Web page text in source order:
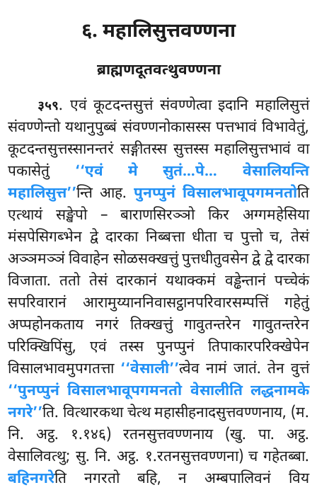
६. महालिसुत्तवण्णना
ब्राह्मणदूतवत्थुवण्णना
३५९. एवंकूटदन्तसुत्तं संवण्णेत्वा इदानि महालिसुत्तं
संवण्णेन्तो यथानुपुब्बं संवण्णनोकासस्स पत्तभावं विभावेतुं,
कूटदन्तसुत्तस्सानन्तरं सङ्गीतस्स सुत्तस्स महालिसुत्तभावं वा
पकासेतुं ‘‘एवं मे सुतं…पे… वेसालियन्ति
महालिसुत्त’’न्ति आह. पुनप्पुनं विसालभावूपगमनतोति
एत्थायं सङ्खेपो – बाराणसिरञ्ञो किर अग्गमहेसिया
मंसपेसिगब्भेन द्वे दारका निब्बत्ता धीता च पुत्तो च, तेसं
अञ्ञमञ्ञं विवाहेन सोळसक्खत्तुं पुत्तधीतुवसेन द्वे द्वे दारका
विजाता. ततो तेसं दारकानं यथाक्कमं वड्ढेन्तानं पच्चेकं
सपरिवारानं आरामुय्याननिवासट्ठानपरिवारसम्पत्तिं गहेतुं
अप्पहोनकताय नगरं तिक्खत्तुं गावुतन्तरेन गावुतन्तरेन
परिक्खिपिंसु, एवं तस्स पुनप्पुनं तिपाकारपरिक्खेपेन
विसालभावमुपगतत्ता ‘‘वेसाली’’त्वेव नामं जातं. तेन वुत्तं
‘‘पुनप्पुनं विसालभावूपगमनतो वेसालीति लद्धनामके
नगरे’’ति. वित्थारकथा चेत्थ महासीहनादसुत्तवण्णनाय, (म.
नि. अट्ठ. १.१४६) रतनसुत्तवण्णनाय (खु. पा. अट्ठ.
वेसालिवत्थु; सु. नि. अट्ठ. १.रतनसुत्तवण्णना) च गहेतब्बा.
बहिनगरेति नगरतो बहि, न अम्बपालिवनं विय